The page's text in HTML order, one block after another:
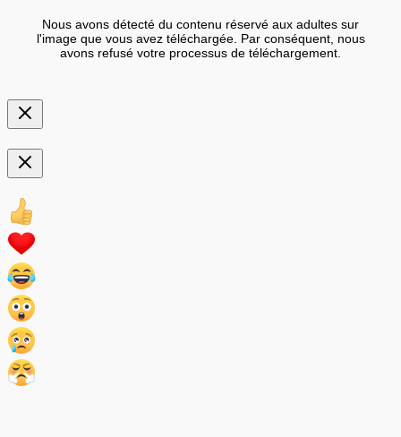
Nous avons détecté du contenu réservé aux adultes sur
l'image que vous avez téléchargée. Par conséquent, nous
avons refusé votre processus de téléchargement.